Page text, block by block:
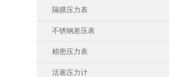
隔膜压力表
不锈钢差压表
精密压力表
活塞压力计